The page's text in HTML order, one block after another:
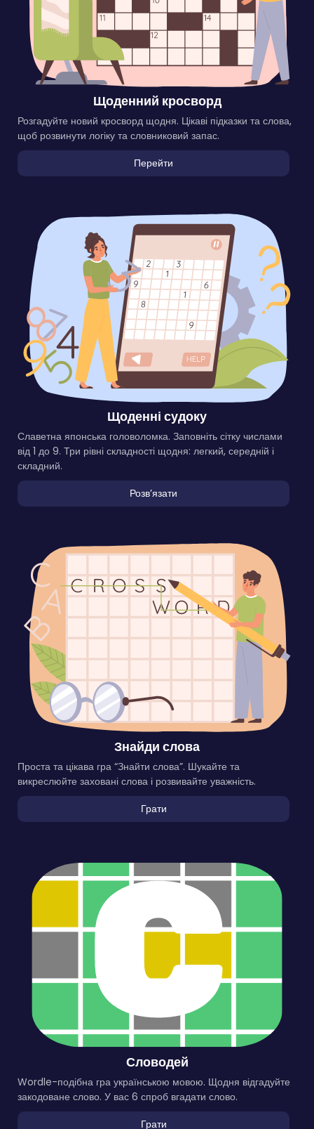
Щоденний кросворд
Розгадуйте новий кросворд щодня. Цікаві підказки та слова,
щоб розвинути логіку та словниковий запас.
Перейти
Щоденні судоку
Славетна японська головоломка. Заповніть сітку числами
від 1 до 9. Три рівні складності щодня: легкий, середній і
складний.
Розвʼязати
Знайди слова
Проста та цікава гра “Знайти слова”. Шукайте та
викреслюйте заховані слова і розвивайте уважність.
Грати
Словодей
Wordle-подібна гра українською мовою. Щодня відгадуйте
закодоване слово. У вас 6 спроб вгадати слово.
Грати